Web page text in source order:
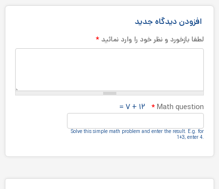
افزودن دیدگاه جدید
لطفا بازخورد و نظر خود را وارد نمائید *
Math question
* ۱۲ + ۷ =
Solve this simple math problem and enter the result.‎ E.g.‎ for
1+3, enter 4.‎